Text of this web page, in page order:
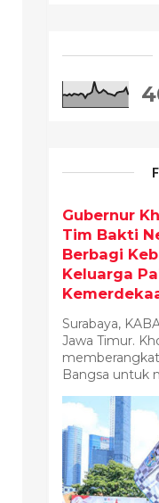
Gubernur
Tim Bakti
Berbagi
Keluarga
Surabaya,
Jawa Timur.
Bangsa untuk